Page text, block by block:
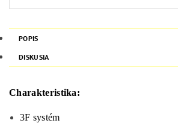
POPIS
DISKUSIA
Charakteristika:
3F systém